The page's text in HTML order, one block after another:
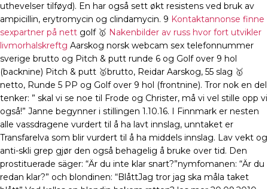
uthevelser tilføyd). En har også sett økt resistens ved bruk av
ampicillin, erytromycin og clindamycin. 9 Kontaktannonse finne
sexpartner på nett golf 🥇 Nakenbilder av russ hvor fort utvikler
livmorhalskreftg Aarskog norsk webcam sex telefonnummer
sverige brutto og Pitch & putt runde 6 og Golf over 9 hol
(backnine) Pitch & putt 🥇brutto, Reidar Aarskog, 55 slag 🥇
netto, Runde 5 PP og Golf over 9 hol (frontnine). Tror nok en del
tenker: ” skal vi se noe til Frode og Christer, må vi vel stille opp vi
også!” Janne begynner i stillingen 1.10.16. I Finnmark er nesten
alle vassdragene vurdert til å ha lavt innslag, unntaket er
Transfarelva som blir vurdert til å ha middels innslag. Lav vekt og
anti-skli grep gjør den også behagelig å bruke over tid. Den
prostituerade säger: “Är du inte klar snart?”nymfomanen: “Är du
redan klar?” och blondinen: “BlåttJag tror jag ska måla taket